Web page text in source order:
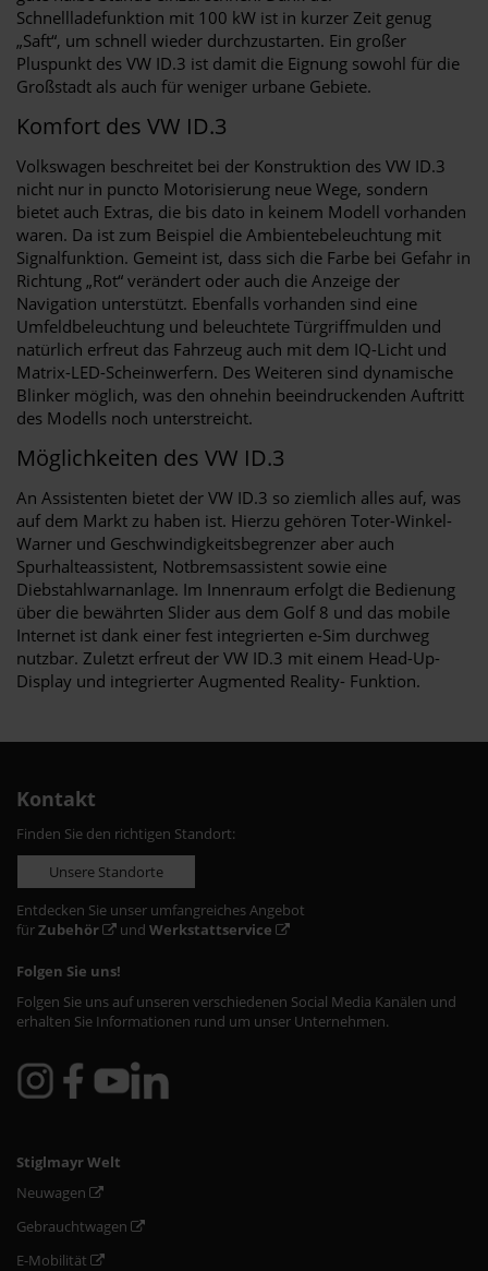
Schnellladefunktion mit 100 kW ist in kurzer Zeit genug
„Saft“, um schnell wieder durchzustarten. Ein großer
Pluspunkt des VW ID.3 ist damit die Eignung sowohl für die
Großstadt als auch für weniger urbane Gebiete.
Komfort des VW ID.3
Volkswagen beschreitet bei der Konstruktion des VW ID.3
nicht nur in puncto Motorisierung neue Wege, sondern
bietet auch Extras, die bis dato in keinem Modell vorhanden
waren. Da ist zum Beispiel die Ambientebeleuchtung mit
Signalfunktion. Gemeint ist, dass sich die Farbe bei Gefahr in
Richtung „Rot“ verändert oder auch die Anzeige der
Navigation unterstützt. Ebenfalls vorhanden sind eine
Umfeldbeleuchtung und beleuchtete Türgriffmulden und
natürlich erfreut das Fahrzeug auch mit dem IQ-Licht und
Matrix-LED-Scheinwerfern. Des Weiteren sind dynamische
Blinker möglich, was den ohnehin beeindruckenden Auftritt
des Modells noch unterstreicht.
Möglichkeiten des VW ID.3
An Assistenten bietet der VW ID.3 so ziemlich alles auf, was
auf dem Markt zu haben ist. Hierzu gehören Toter-Winkel-
Warner und Geschwindigkeitsbegrenzer aber auch
Spurhalteassistent, Notbremsassistent sowie eine
Diebstahlwarnanlage. Im Innenraum erfolgt die Bedienung
über die bewährten Slider aus dem Golf 8 und das mobile
Internet ist dank einer fest integrierten e-Sim durchweg
nutzbar. Zuletzt erfreut der VW ID.3 mit einem Head-Up-
Display und integrierter Augmented Reality- Funktion.
Kontakt
Finden Sie den richtigen Standort:
Unsere Standorte
Entdecken Sie unser umfangreiches Angebot
fürZubehör und Werkstattservice
Folgen Sie uns!
Folgen Sie uns auf unseren verschiedenen Social Media Kanälen und
erhalten Sie Informationen rund um unser Unternehmen.
Stiglmayr Welt
Neuwagen
Gebrauchtwagen
E-Mobilität